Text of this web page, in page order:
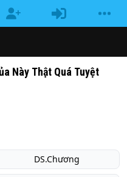
Này Thật Quá Tuyệt
DS.Chương